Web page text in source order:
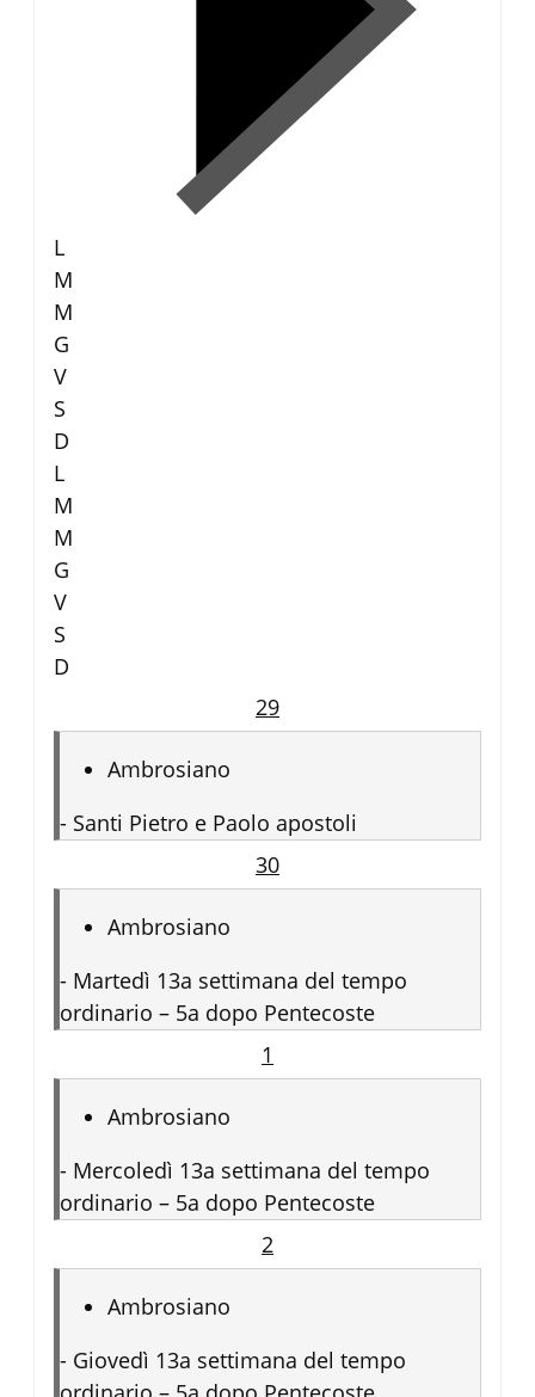
L
M
M
G
V
S
D
L
M
M
G
V
S
D
29
Ambrosiano
- Santi Pietro e Paolo apostoli
30
Ambrosiano
- Martedì 13a settimana del tempo
ordinario – 5a dopo Pentecoste
1
Ambrosiano
- Mercoledì 13a settimana del tempo
ordinario – 5a dopo Pentecoste
2
Ambrosiano
- Giovedì 13a settimana del tempo